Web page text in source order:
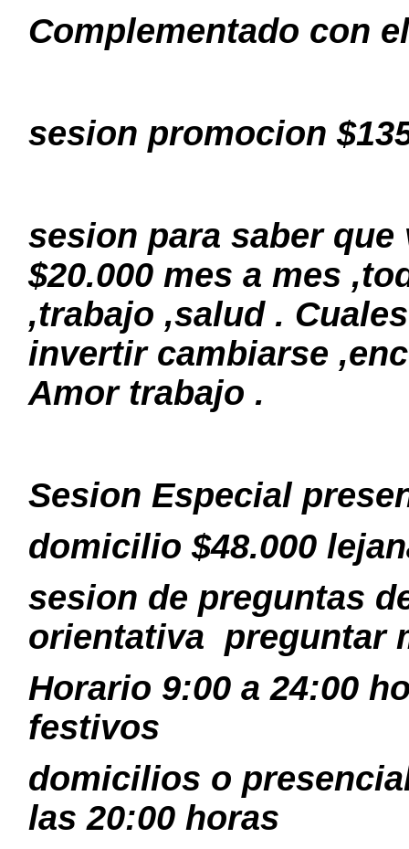
Complementado con
sesion promocion
sesion para saber
$20.000 mes a mes
,trabajo ,salud .
invertir cambiarse
Amor trabajo .
Sesion Especial
domicilio $48.000
sesion de preguntas
orientativa preguntar
Horario 9:00 a 24:00
festivos
domicilios o
las 20:00 horas